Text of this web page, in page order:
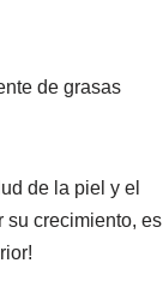
de grasas
de la piel y el
su crecimiento, es